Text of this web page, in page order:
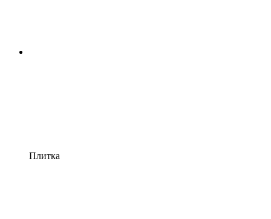
Плитка